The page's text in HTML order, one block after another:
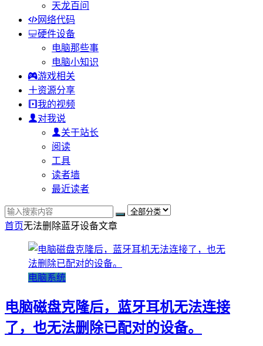
天龙百问
网络代码
硬件设备
电脑那些事
电脑小知识
游戏相关
资源分享
我的视频
对我说
关于站长
阅读
工具
读者墙
最近读者
首页无法删除蓝牙设备文章
电脑系统
电脑磁盘克隆后，蓝牙耳机无法连接
了，也无法删除已配对的设备。